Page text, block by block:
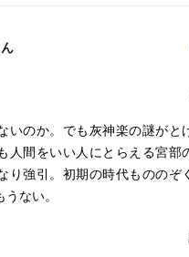
いのか。でも灰神楽の謎がと
人間をいい人にとらえる宮部
り強引。初期の時代もののぞ
ない。